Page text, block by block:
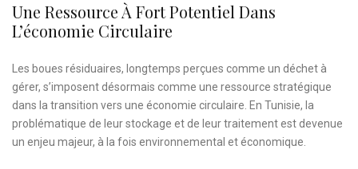
Une Ressource À Fort Potentiel Dans
L’économie Circulaire
Les boues résiduaires, longtemps perçues comme un déchet à
gérer, s’imposent désormais comme une ressource stratégique
dans la transition vers une économie circulaire. En Tunisie, la
problématique de leur stockage et de leur traitement est devenue
un enjeu majeur, à la fois environnemental et économique.